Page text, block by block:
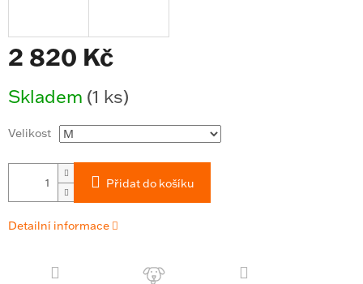
2 820 Kč
cena:
Skladem (1 ks)
Velikost
Přidat do košíku
Detailní informace